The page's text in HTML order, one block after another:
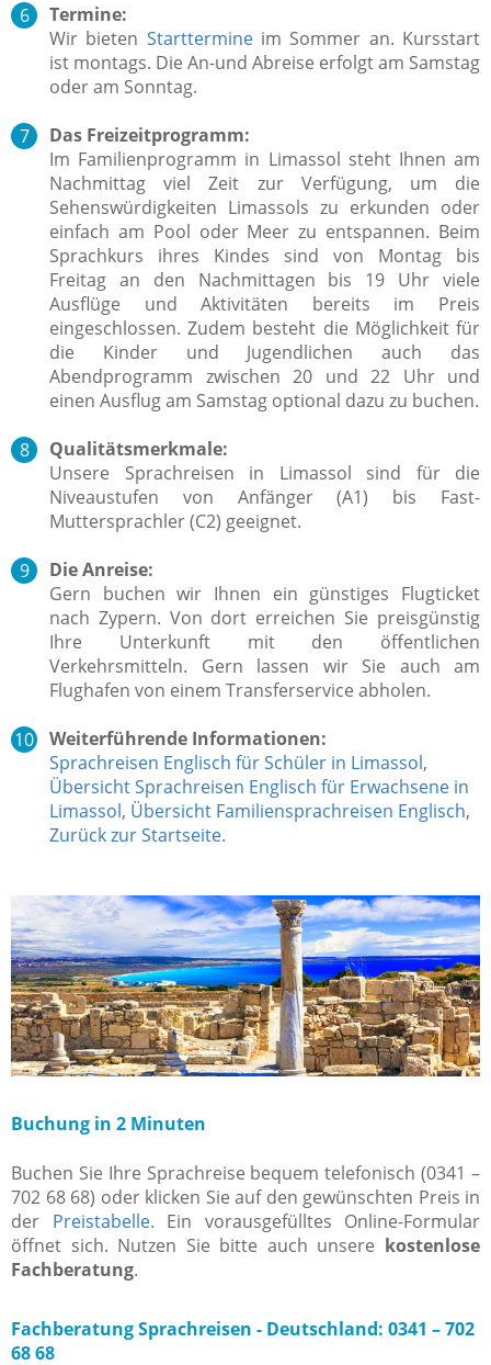
Termine:
Wir bieten Starttermineim Sommer an. Kursstart
ist montags. Die An-und Abreise erfolgt am Samstag
oder am Sonntag.
Das Freizeitprogramm:
Im Familienprogramm in Limassol steht Ihnen am
Nachmittag viel Zeit zur Verfügung, um die
Sehenswürdigkeiten Limassols zu erkunden oder
einfach am Pool oder Meer zu entspannen. Beim
Sprachkurs ihres Kindes sind von Montag bis
Freitag an den Nachmittagen bis 19 Uhr viele
Ausflüge und Aktivitäten bereits im Preis
eingeschlossen. Zudem besteht die Möglichkeit für
die Kinder und Jugendlichen auch das
Abendprogramm zwischen 20 und 22 Uhr und
einen Ausflug am Samstag optional dazu zu buchen.
Qualitätsmerkmale:
Unsere Sprachreisen in Limassol sind für die
Niveaustufen von Anfänger (A1) bis Fast-
Muttersprachler (C2) geeignet.
Die Anreise:
Gern buchen wir Ihnen ein günstiges Flugticket
nach Zypern. Von dort erreichen Sie preisgünstig
Ihre Unterkunft mit den öffentlichen
Verkehrsmitteln. Gern lassen wir Sie auch am
Flughafen von einem Transferservice abholen.
Weiterführende Informationen:
Sprachreisen Englisch für Schüler in Limassol,
Übersicht Sprachreisen Englisch für Erwachsene in
Limassol, Übersicht Familiensprachreisen Englisch,
Zurück zur Startseite.
Buchung in 2 Minuten
Buchen Sie Ihre Sprachreise bequem telefonisch (0341 –
702 68 68) oder klicken Sie auf den gewünschten Preis in
der Preistabelle. Ein vorausgefülltes Online-Formular
öffnet sich. Nutzen Sie bitte auch unsere kostenlose
Fachberatung.
Fachberatung Sprachreisen - Deutschland: 0341 – 702
68 68